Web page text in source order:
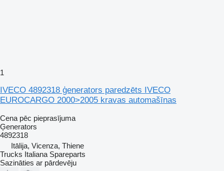
1
IVECO 4892318 ģenerators paredzēts IVECO
EUROCARGO 2000>2005 kravas automašīnas
Cena pēc pieprasījuma
Ģenerators
4892318
Itālija, Vicenza, Thiene
Trucks Italiana Spareparts
Sazināties ar pārdevēju